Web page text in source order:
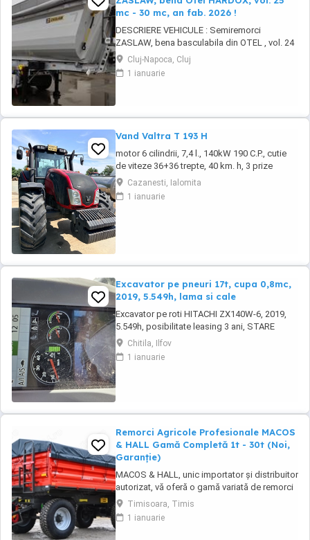
mc - 30 mc, an fab. 2026 !
DESCRIERE VEHICULE : Semiremorci
ZASLAW, bena basculabila din OTEL , vol. 24
mc - 30 mc, (stoc nou 2026 sau in fabricatie
ZASLAW) . DETALII: - Semiremorci
basculabile pe 3 axe, bena constructie din
Polonia ...
Cluj-Napoca, Cluj
1 ianuarie
Vand Valtra T 193 H
motor 6 cilindrii, 7,4 l., 140kW 190 C.P., cutie
de viteze 36+36 trepte, 40 km. h, 3 prize
hidraulice, 650 65 r 42 spate, 540 65 r 30,
6.240 ore, an 2013, TVA inclus în preț.
Cazanesti, Ialomita
1 ianuarie
Excavator pe pneuri 17t, cupa 0,8mc,
2019, 5.549h, lama si cale
Excavator pe roti HITACHI ZX140W-6, 2019,
5.549h, posibilitate leasing 3 ani, STARE
FOARTE BUNA. Se poate vedea si proba in
Chitila , sos de Centura Bucuresti la UTIROM
INVEST SRL
Chitila, Ilfov
1 ianuarie
Remorci Agricole Profesionale MACOS
& HALL Gamă Completă 1t - 30t (Noi,
Garanție)
MACOS & HALL, unic importator și distribuitor
autorizat, vă oferă o gamă variată de remorci
agricole și tehnologice, special concepute
pentru a răspunde nevoilor fermierilor
moderni. Toate produsele noastre sunt
Timisoara, Timis
1 ianuarie